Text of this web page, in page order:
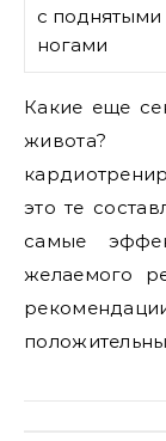
с поднятыми
ногами
Какие еще
это те
самые
желаемого